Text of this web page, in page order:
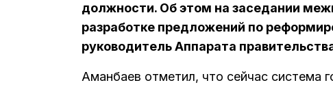
должности. Об этом на заседании
разработке предложений по
руководитель Аппарата
Аманбаев отметил, что сейчас система